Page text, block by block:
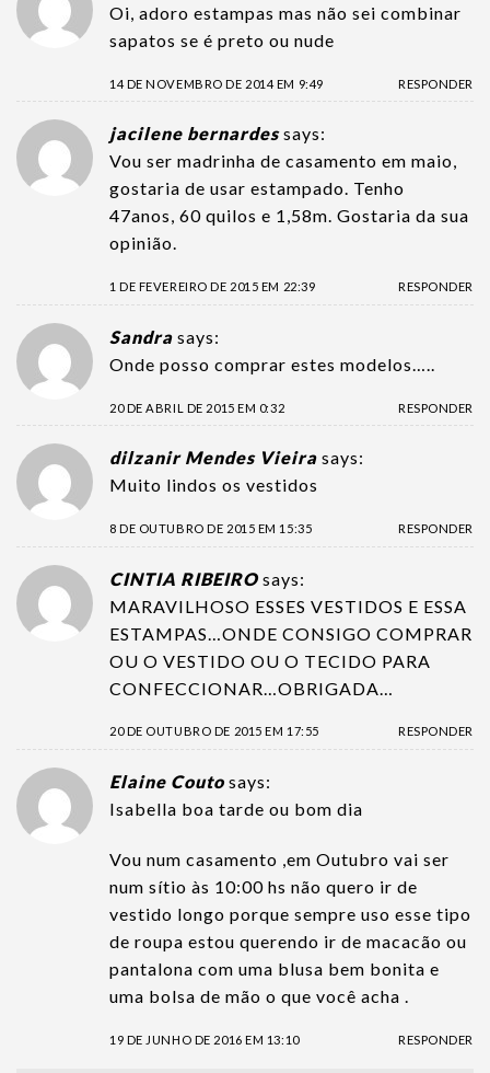
Oi, adoro estampas mas não sei combinar
sapatos se é preto ou nude
14 DE NOVEMBRO DE 2014 EM 9:49 RESPONDER
jacilene bernardes says:
Vou ser madrinha de casamento em maio,
gostaria de usar estampado. Tenho
47anos, 60 quilos e 1,58m. Gostaria da sua
opinião.
1 DE FEVEREIRO DE 2015 EM 22:39 RESPONDER
Sandra says:
Onde posso comprar estes modelos…..
20 DE ABRIL DE 2015 EM 0:32 RESPONDER
dilzanir Mendes Vieira says:
Muito lindos os vestidos
8 DE OUTUBRO DE 2015 EM 15:35 RESPONDER
CINTIA RIBEIRO says:
MARAVILHOSO ESSES VESTIDOS E ESSA
ESTAMPAS…ONDE CONSIGO COMPRAR
OU O VESTIDO OU O TECIDO PARA
CONFECCIONAR…OBRIGADA…
20 DE OUTUBRO DE 2015 EM 17:55 RESPONDER
Elaine Couto says:
Isabella boa tarde ou bom dia
Vou num casamento ,em Outubro vai ser
num sítio às 10:00 hs não quero ir de
vestido longo porque sempre uso esse tipo
de roupa estou querendo ir de macacão ou
pantalona com uma blusa bem bonita e
uma bolsa de mão o que você acha .
19 DE JUNHO DE 2016 EM 13:10 RESPONDER